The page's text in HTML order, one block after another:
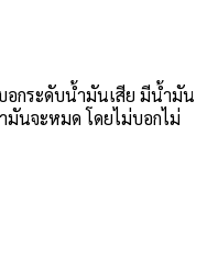
กระดับน้ำมันเสีย มีน้ำมัน
มันจะหมด โดยไม่บอกไม่